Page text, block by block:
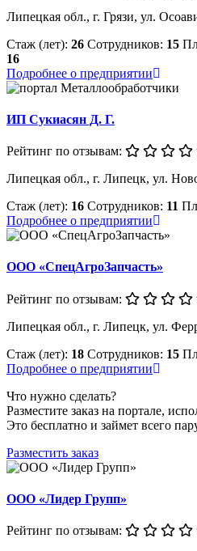
Липецкая обл., г. Грязи, ул.
Стаж (лет): 26 Сотрудников: 15
16
Подробнее о предприятии
ИП Сукиасян Д. Г.
Рейтинг по отзывам:
Липецкая обл., г. Липецк, ул.
Стаж (лет): 16 Сотрудников: 11
Подробнее о предприятии
ООО «СпецАгроЗапчасть»
Рейтинг по отзывам:
Липецкая обл., г. Липецк, ул.
Стаж (лет): 18 Сотрудников: 15
Подробнее о предприятии
Что нужно сделать?
Разместите заказ на портале,
Это бесплатно и займет всего
Разместить заказ
ООО «Лидер Групп»
Рейтинг по отзывам: